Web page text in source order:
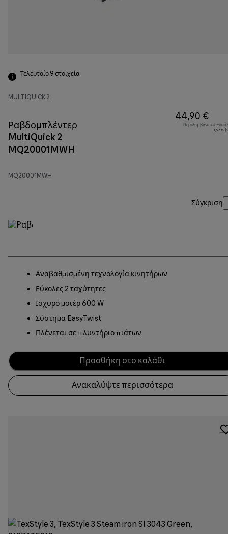
Τελευταίο 9 στοιχεία
MULTIQUICK 2
Ραβδομπλέντερ
MultiQuick 2
MQ20001MWH
MQ20001MWH
44,90 €
Περιλαμβάνεται
8,69 €
Σύγκριση
Αναβαθμισμένη τεχνολογία κινητήρων
Εύκολες 2 ταχύτητες
Ισχυρό μοτέρ 600 W
Σύστημα EasyTwist
Πλένεται σε πλυντήριο πιάτων
Προσθήκη στο καλάθι
Ανακαλύψτε περισσότερα